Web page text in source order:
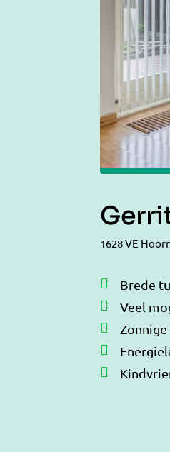
1628 VE
Brede
Veel